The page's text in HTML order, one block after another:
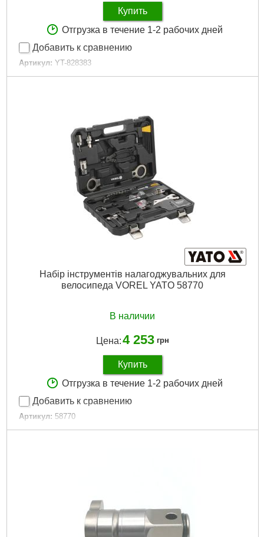
Купить
Отгрузка в течение 1-2 рабочих дней
Добавить к сравнению
Артикул: YT-828383
Код товара: 31.19.10
Набір інструментів налагоджувальних для
велосипеда VOREL YATO 58770
В наличии
Цена:4 253 грн
Купить
Отгрузка в течение 1-2 рабочих дней
Добавить к сравнению
Артикул: 58770
Код товара: 30.92.99